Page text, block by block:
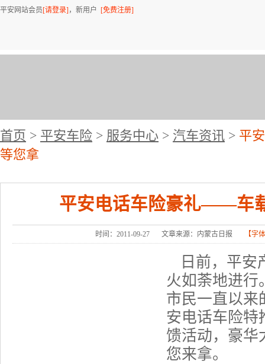
平安网站会员[请登录] ，新用户 [免费注册]
首页 > 平安车险 > 服务中心 > 汽车资讯 > 平
等您拿
平安电话车险豪礼——车
时间：2011-09-27 文章来源：内蒙古日报 【字
日前，平安
火如荼地进行
市民一直以来
安电话车险特
馈活动，豪华
您来拿。